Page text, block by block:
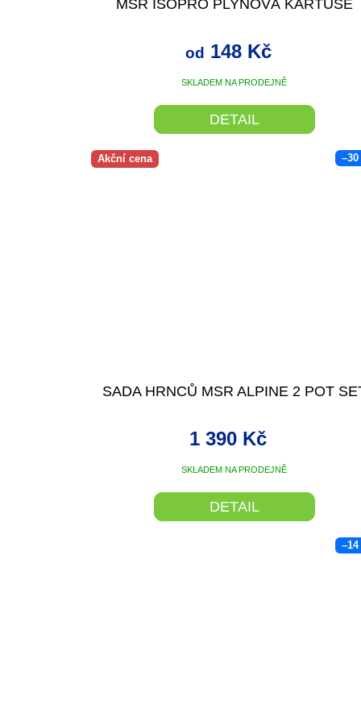
MSR ISOPRO PLYNOVÁ KARTUŠE
SKLADEM NA PRODEJNĚ
od 148 Kč
DETAIL
Akční cena –30
SADA HRNCŮ MSR ALPINE 2 POT
SKLADEM NA PRODEJNĚ
1 390 Kč
DETAIL
–14